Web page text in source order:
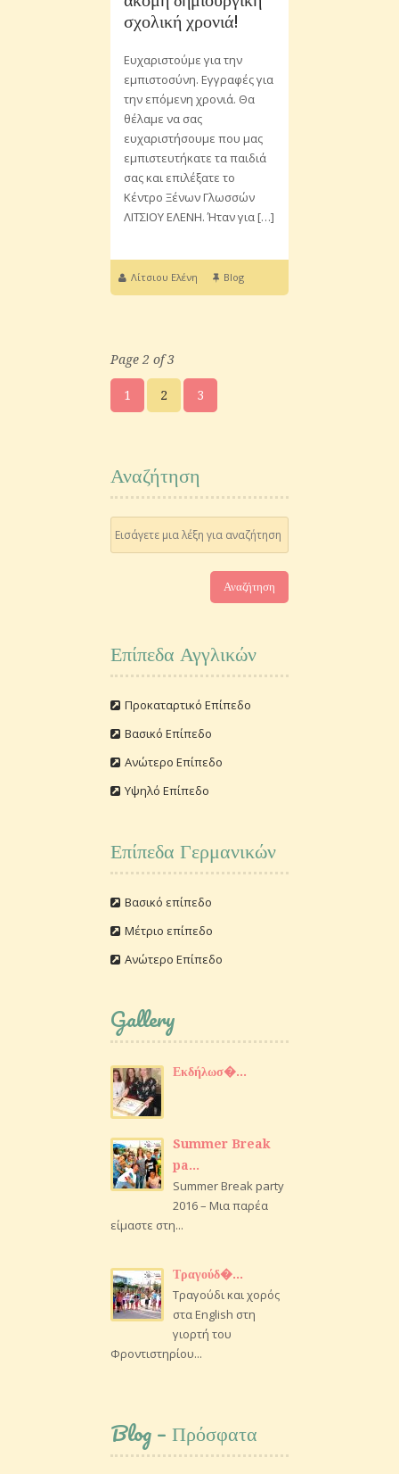
σχολική χρονιά!
Ευχαριστούμε για την
εμπιστοσύνη. Εγγραφές για
την επόμενη χρονιά. Θα
θέλαμε να σας
ευχαριστήσουμε που μας
εμπιστευτήκατε τα παιδιά
σας και επιλέξατε το
Κέντρο Ξένων Γλωσσών
ΛΙΤΣΙΟΥ ΕΛΕΝΗ. Ήταν για […]
Λίτσιου Ελένη Blog
Page 2 of 3
1 2 3
Αναζήτηση
Επίπεδα Αγγλικών
Προκαταρτικό Επίπεδο
Βασικό Επίπεδο
Ανώτερο Επίπεδο
Υψηλό Επίπεδο
Επίπεδα Γερμανικών
Βασικό επίπεδο
Μέτριο επίπεδο
Ανώτερο Επίπεδο
Gallery
Εκδήλωσ�...
Summer Break
pa...
Summer Break party
2016 – Μια παρέα
είμαστε στη...
Τραγούδ�...
Τραγούδι και χορός
στα English στη
γιορτή του
Φροντιστηρίου...
Blog – Πρόσφατα